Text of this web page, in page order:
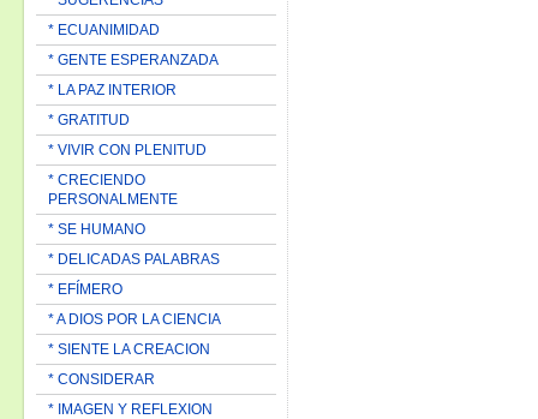
* ECUANIMIDAD
* GENTE ESPERANZADA
* LA PAZ INTERIOR
* GRATITUD
* VIVIR CON PLENITUD
* CRECIENDO
PERSONALMENTE
* SE HUMANO
* DELICADAS PALABRAS
* EFÍMERO
* A DIOS POR LA CIENCIA
* SIENTE LA CREACION
* CONSIDERAR
* IMAGEN Y REFLEXION